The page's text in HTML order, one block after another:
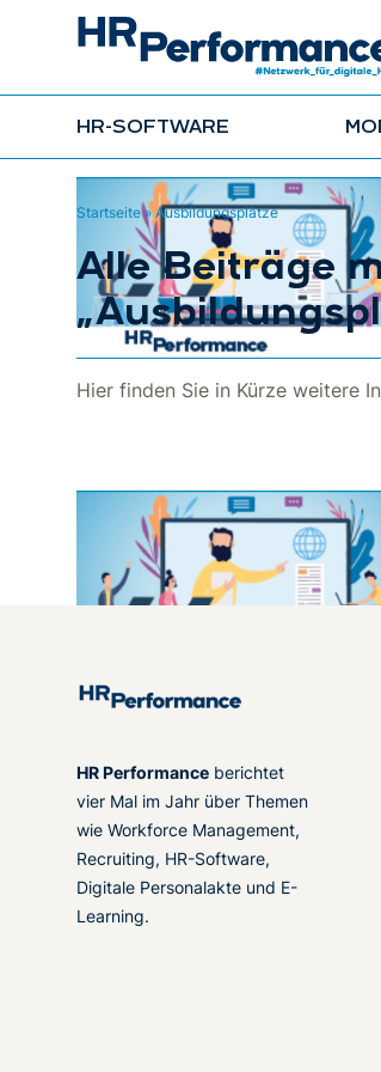
HR-SOFTWARE
Startseite»Ausbildungsplätze
Alle Beiträge
Hier finden Sie in Kürze weitere
HR Performance berichtet
vier Mal im Jahr über Themen
wie Workforce Management,
Recruiting, HR-Software,
Digitale Personalakte und E-
Learning.